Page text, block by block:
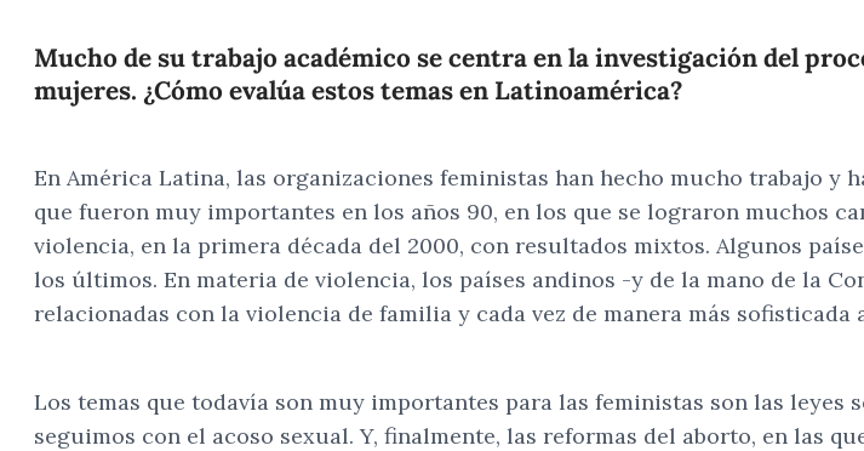
Mucho de su trabajo académico se centra en la investigación del
mujeres. ¿Cómo evalúa estos temas en Latinoamérica?
En América Latina, las organizaciones feministas han hecho mucho trabajo y
que fueron muy importantes en los años 90, en los que se lograron muchos
violencia, en la primera década del 2000, con resultados mixtos. Algunos
los últimos. En materia de violencia, los países andinos -y de la mano de la
relacionadas con la violencia de familia y cada vez de manera más sofisticada
Los temas que todavía son muy importantes para las feministas son las
seguimos con el acoso sexual. Y, finalmente, las reformas del aborto, en las